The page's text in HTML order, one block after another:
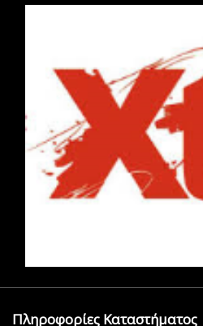
Πληροφορίες Καταστήματος